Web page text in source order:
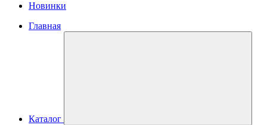
Новинки
Главная
Каталог